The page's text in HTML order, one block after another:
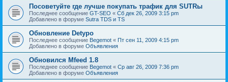
Посоветуйте где лучше покупать трафик для SUTRы
Последнее сообщение GT-SEO « Сб дек 26, 2009 3:15 pm
Добавлено в форуме Sutra TDS и TS
Обновление Detypo
Последнее сообщение Begemot « Пт сен 11, 2009 4:15 pm
Добавлено в форуме Объявления
Обновился Mfeed 1.8
Последнее сообщение Begemot « Ср авг 26, 2009 7:36 pm
Добавлено в форуме Объявления